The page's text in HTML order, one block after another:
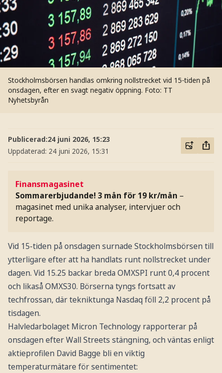
Stockholmsbörsen handlas omkring nollstrecket vid 15-tiden på
onsdagen, efter en svagt negativ öppning. Foto: TT
Nyhetsbyrån
Publicerad:24 juni 2026, 15:23
Uppdaterad: 24 juni 2026, 15:31
Finansmagasinet
Sommarerbjudande! 3 mån för 19 kr/mån –
magasinet med unika analyser, intervjuer och
reportage.
Vid 15-tiden på onsdagen surnade Stockholmsbörsen till
ytterligare efter att ha handlats runt nollstrecket under
dagen. Vid 15.25 backar breda OMXSPI runt 0,4 procent
och likaså OMXS30. Börserna tyngs fortsatt av
techfrossan, där tekniktunga Nasdaq föll 2,2 procent på
tisdagen.
Halvledarbolaget Micron Technology rapporterar på
onsdagen efter Wall Streets stängning, och väntas enligt
aktieprofilen David Bagge bli en viktig
temperaturmätare för sentimentet: